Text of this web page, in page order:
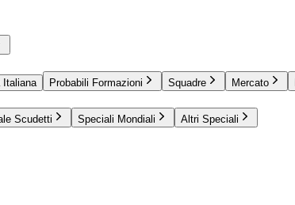
Italiana Probabili Formazioni Squadre Mercato
Scudetti Speciali Mondiali Altri Speciali